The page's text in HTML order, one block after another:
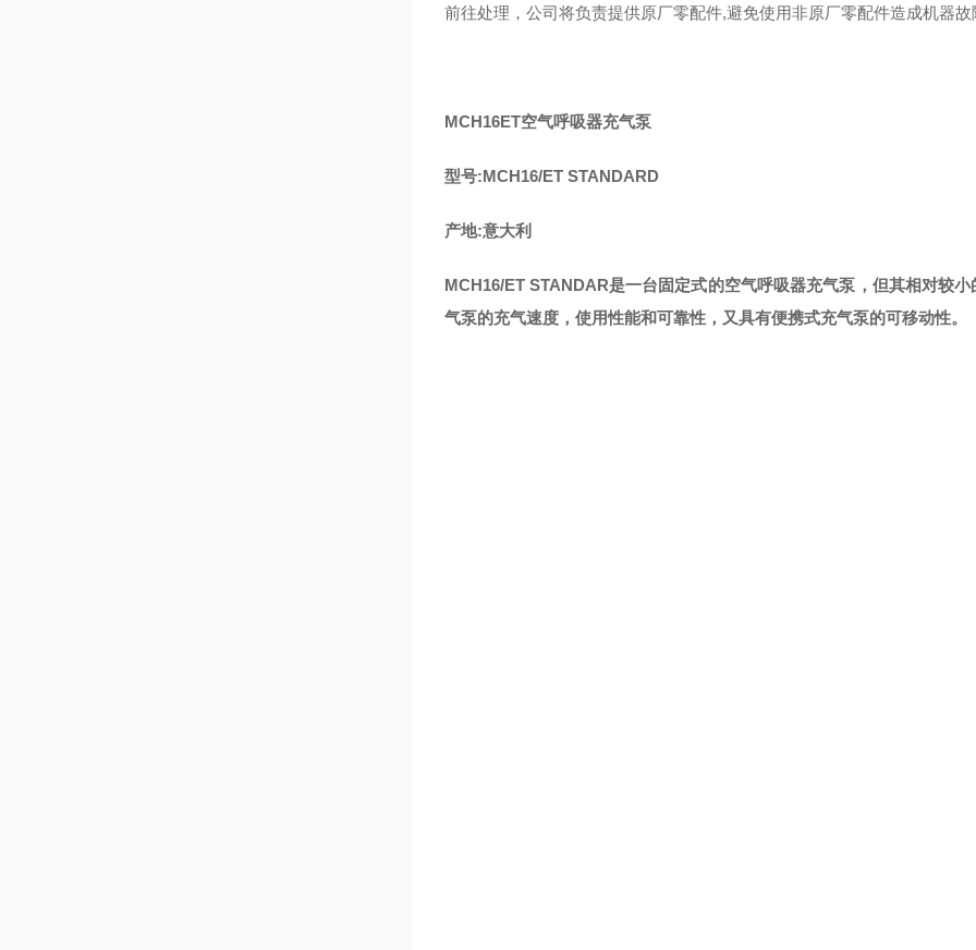
前往处理，公司将负责提供原厂零配件,避免使用非原厂零配件造成机器
MCH16ET空气呼吸器充气泵
型号:MCH16/ET STANDARD
产地:意大利
MCH16/ET STANDAR是一台固定式的空气呼吸器充气泵，但其相对较
气泵的充气速度，使用性能和可靠性，又具有便携式充气泵的可移动性。